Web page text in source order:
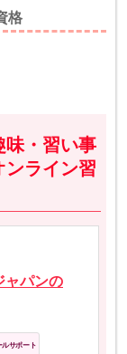
格
味・習い事
ンライン習
ャパンの
ルサポート